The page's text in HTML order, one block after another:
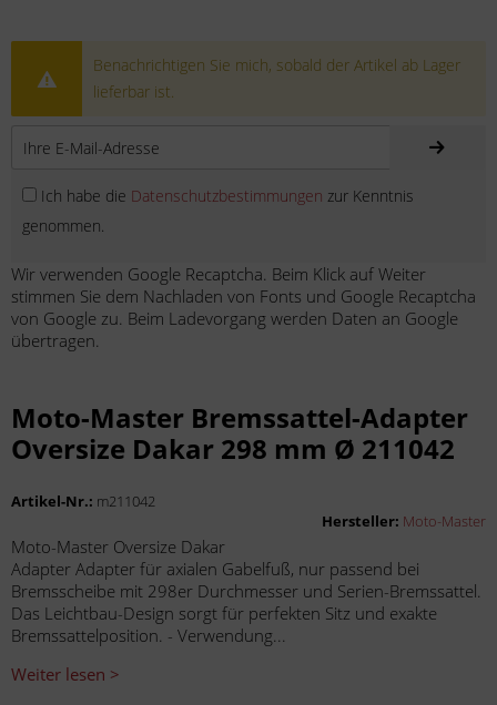
Benachrichtigen Sie mich, sobald der Artikel ab Lager
lieferbar ist.
Ich habe die Datenschutzbestimmungen zur Kenntnis
genommen.
Wir verwenden Google Recaptcha. Beim Klick auf Weiter
stimmen Sie dem Nachladen von Fonts und Google Recaptcha
von Google zu. Beim Ladevorgang werden Daten an Google
übertragen.
Moto-Master Bremssattel-Adapter
Oversize Dakar 298 mm Ø 211042
Artikel-Nr.: m211042
Hersteller: Moto-Master
Moto-Master Oversize Dakar
Adapter Adapter für axialen Gabelfuß, nur passend bei
Bremsscheibe mit 298er Durchmesser und Serien-Bremssattel.
Das Leichtbau-Design sorgt für perfekten Sitz und exakte
Bremssattelposition. - Verwendung...
Weiter lesen >